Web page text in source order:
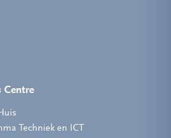
Centre
Techniek en ICT